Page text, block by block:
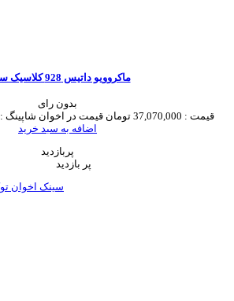
ماکروویو داتیس 928 کلاسیک سفید
بدون رای
قیمت : 37,070,000 تومان قیمت در اخوان شاپینگ :
اضافه به سبد خرید
پربازدید
پر بازدید